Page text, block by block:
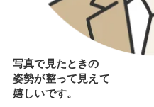
写真で見たときの
姿勢が整って見えて
嬉しいです。